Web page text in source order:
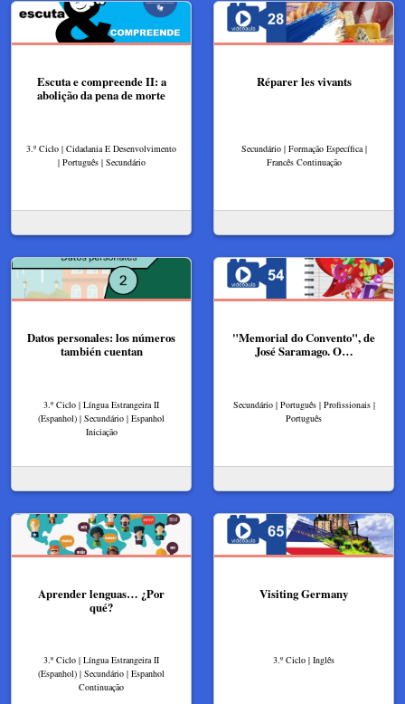
Escuta e compreende II: a
abolição da pena de morte
3.º Ciclo | Cidadania E Desenvolvimento
| Português | Secundário
Réparer les vivants
Secundário | Formação Específica |
Francês Continuação
Datos personales: los números
también cuentan
3.º Ciclo | Língua Estrangeira II
(Espanhol) | Secundário | Espanhol
Iniciação
"Memorial do Convento", de
José Saramago. O…
Secundário | Português | Profissionais |
Português
Aprender lenguas… ¿Por
qué?
3.º Ciclo | Língua Estrangeira II
(Espanhol) | Secundário | Espanhol
Continuação
Visiting Germany
3.º Ciclo | Inglês